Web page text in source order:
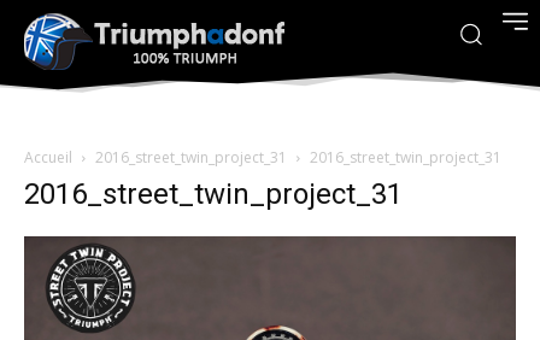
Accueil 2016_street_twin_project_31 2016_street_twin_project_31
2016_street_twin_project_31